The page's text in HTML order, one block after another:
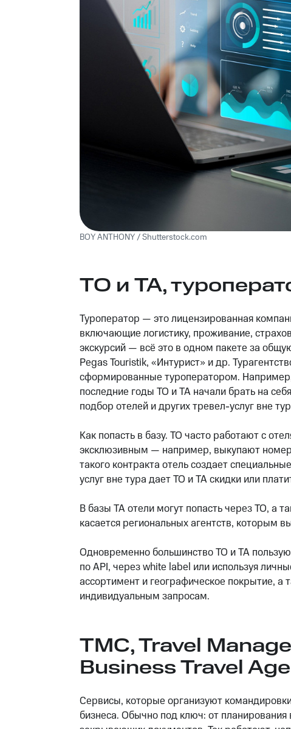
BOY ANTHONY / Shutterstock.com
ТО и ТА,
Туроператор — это лицензированная
включающие логистику, проживание,
экскурсий — всё это в одном пакете за
Pegas Touristik, «Интурист» и др.
сформированные туроператором.
последние годы ТО и ТА начали брать на
подбор отелей и других тревел-услуг вне
Как попасть в базу. ТО часто работают с
эксклюзивным — например, выкупают
такого контракта отель создает
услуг вне тура дает ТО и ТА скидки или
В базы ТА отели могут попасть через ТО, а
касается региональных агентств, которым
Одновременно большинство ТО и ТА
по API, через white label или используя
ассортимент и географическое покрытие, а
индивидуальным запросам.
TMC, Travel
Business Travel
Сервисы, которые организуют
бизнеса. Обычно под ключ: от